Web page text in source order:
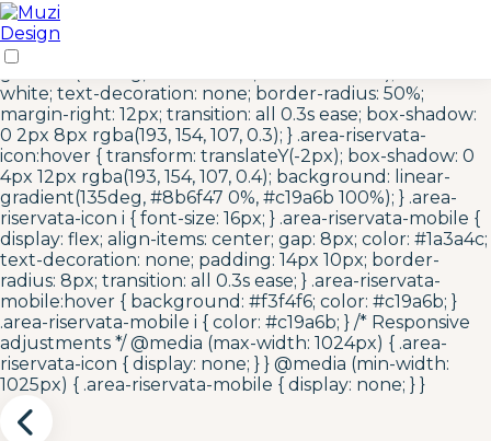
/* Area Riservata Icon Styles */ .area-riservata-icon {
display: inline-flex; align-items: center; justify-content:
center; width: 40px; height: 40px; background: linear-
white; text-decoration: none; border-radius: 50%;
margin-right: 12px; transition: all 0.3s ease; box-shadow:
0 2px 8px rgba(193, 154, 107, 0.3); } .area-riservata-
icon:hover { transform: translateY(-2px); box-shadow: 0
4px 12px rgba(193, 154, 107, 0.4); background: linear-
gradient(135deg, #8b6f47 0%, #c19a6b 100%); } .area-
riservata-icon i { font-size: 16px; } .area-riservata-mobile {
display: flex; align-items: center; gap: 8px; color: #1a3a4c;
text-decoration: none; padding: 14px 10px; border-
radius: 8px; transition: all 0.3s ease; } .area-riservata-
mobile:hover { background: #f3f4f6; color: #c19a6b; }
.area-riservata-mobile i { color: #c19a6b; } /* Responsive
adjustments */ @media (max-width: 1024px) { .area-
riservata-icon { display: none; } } @media (min-width:
1025px) { .area-riservata-mobile { display: none; } }